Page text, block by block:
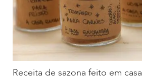
Receita de sazona feito em casa